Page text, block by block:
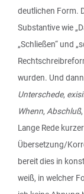
deutlichen Form.
Substantive wie
„Schließen“ und
wurden. Und
Unterschede,
Whenn, Abschluß
Lange Rede
Übersetzung/
bereit dies in
weiß, in welcher